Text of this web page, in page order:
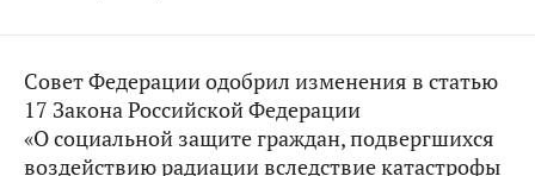
Совет Федерации одобрил изменения в статью
17 Закона Российской Федерации
«О социальной защите граждан, подвергшихся
воздействию радиации вследствие катастрофы